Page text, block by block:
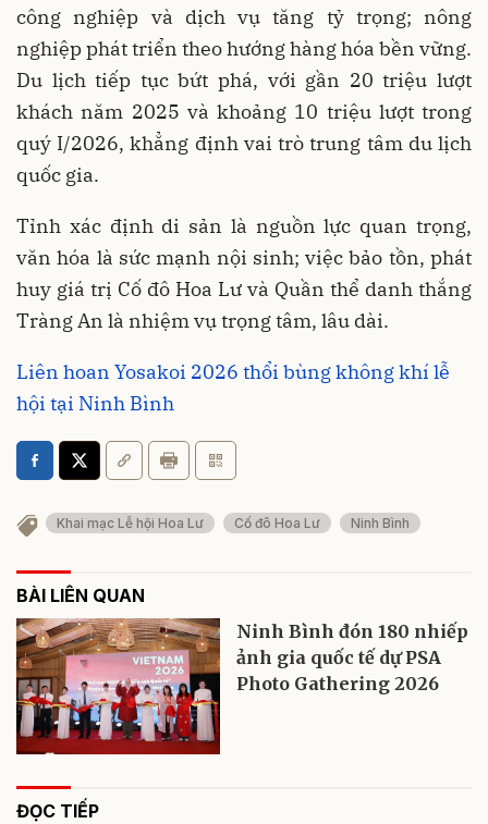
công nghiệp và dịch vụ tăng tỷ trọng; nông
nghiệp phát triển theo hướng hàng hóa bền vững.
Du lịch tiếp tục bứt phá, với gần 20 triệu lượt
khách năm 2025 và khoảng 10 triệu lượt trong
quý I/2026, khẳng định vai trò trung tâm du lịch
quốc gia.
Tỉnh xác định di sản là nguồn lực quan trọng,
văn hóa là sức mạnh nội sinh; việc bảo tồn, phát
huy giá trị Cố đô Hoa Lư và Quần thể danh thắng
Tràng An là nhiệm vụ trọng tâm, lâu dài.
Liên hoan Yosakoi 2026 thổi bùng không khí lễ
hội tại Ninh Bình
Khai mạc Lễ hội Hoa Lư Cố đô Hoa Lư Ninh Bình
BÀI LIÊN QUAN
Ninh Bình đón 180 nhiếp
ảnh gia quốc tế dự PSA
Photo Gathering 2026
ĐỌC TIẾP